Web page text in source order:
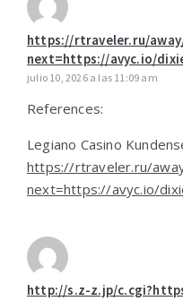
https://rtraveler.ru/
next=https://avyc.io/
julio 10, 2026 a las 11:09 am
References:
Legiano Casino
https://rtraveler.ru/
next=https://avyc.io/
http://s.z-z.jp/